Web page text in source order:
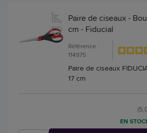
Paire de ciseaux -
cm - Fiducial
Référence :
114975
Paire de ciseaux
17 cm
EN